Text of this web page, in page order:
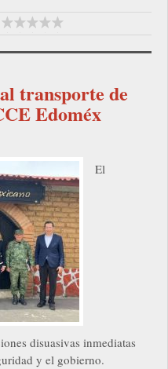
transporte de
Edoméx
El
disuasivas inmediatas
y el gobierno.